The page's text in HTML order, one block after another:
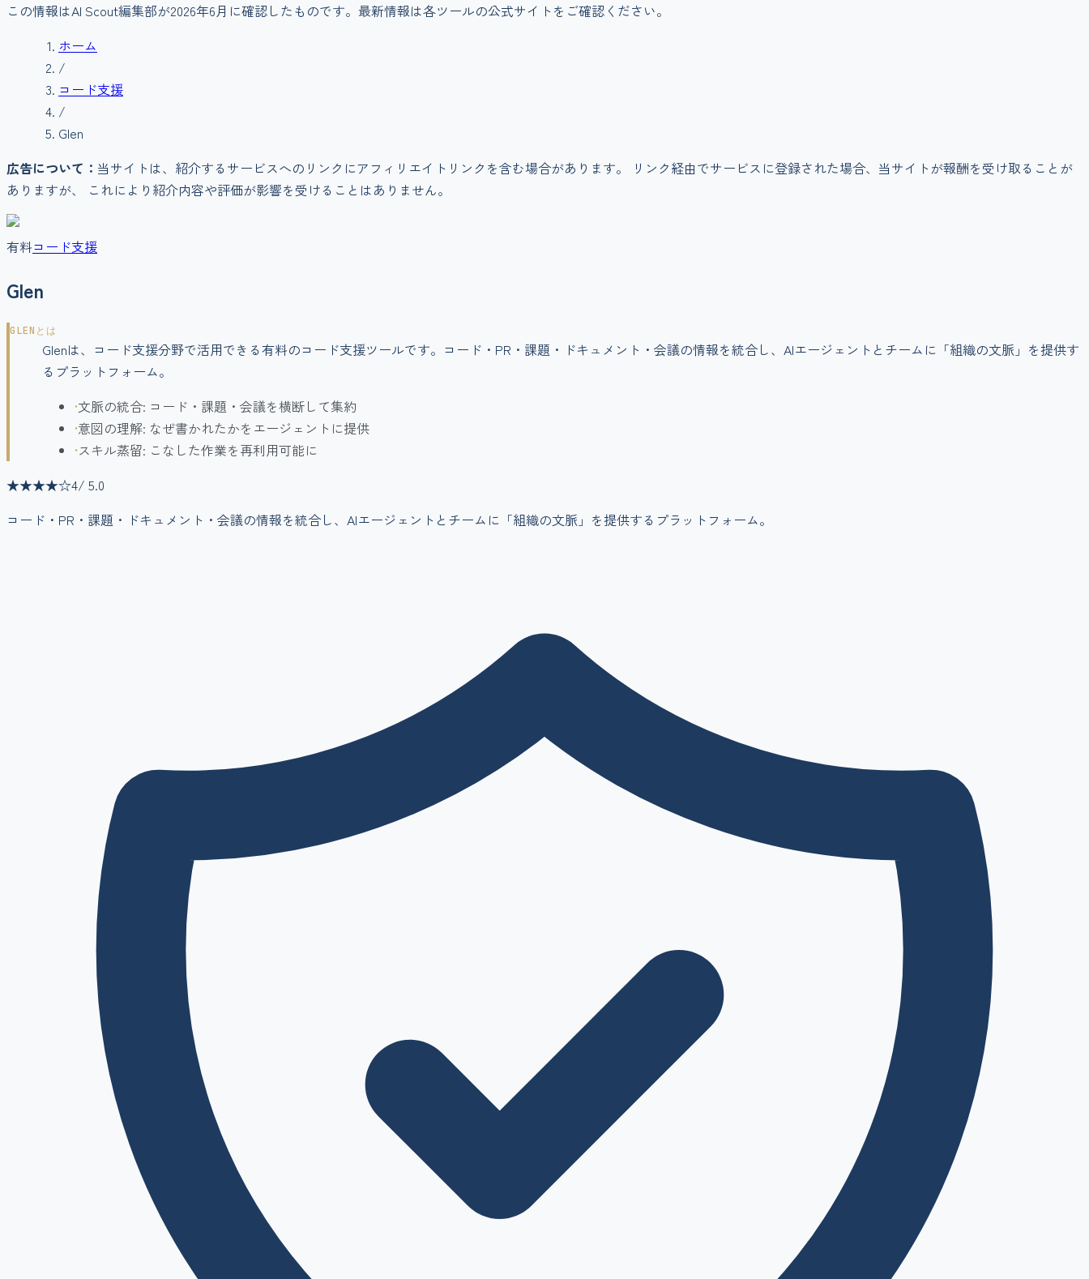
この情報はAI Scout編集部が2026年6月 に確認したものです。最新情報は各ツールの公式サイトをご確認ください。
ホーム
/
コード支援
/
Glen
広告について： 当サイトは、紹介するサービスへのリンクにアフィリエイトリンクを含む場合があります。 リンク経由でサービスに登録された場合、当サイトが報酬を受け取ることが
ありますが、 これにより紹介内容や評価が影響を受けることはありません。
有料コード支援
Glen
GLEN とは
Glenは、コード支援分野で活用できる有料のコード支援ツールです。コード・PR・課題・ドキュメント・会議の情報を統合し、AIエージェントとチームに「組織の文脈」を提供す
るプラットフォーム。
•文脈の統合: コード・課題・会議を横断して集約
•意図の理解: なぜ書かれたかをエージェントに提供
•スキル蒸留: こなした作業を再利用可能に
★★★★☆4/ 5.0
コード・PR・課題・ドキュメント・会議の情報を統合し、AIエージェントとチームに「組織の文脈」を提供するプラットフォーム。